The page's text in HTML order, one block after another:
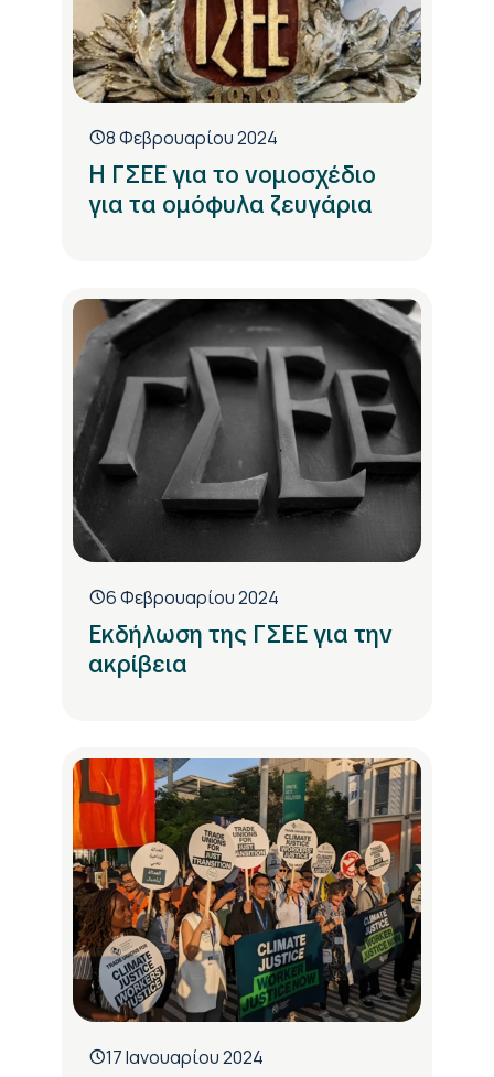
8 Φεβρουαρίου 2024
Η ΓΣΕΕ για το νομοσχέδιο
για τα ομόφυλα ζευγάρια
6 Φεβρουαρίου 2024
Εκδήλωση της ΓΣΕΕ για την
ακρίβεια
17 Ιανουαρίου 2024